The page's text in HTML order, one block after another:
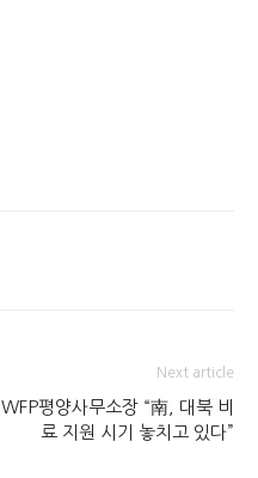
Next article
WFP평양사무소장 “南, 대북 비
료 지원 시기 놓치고 있다”